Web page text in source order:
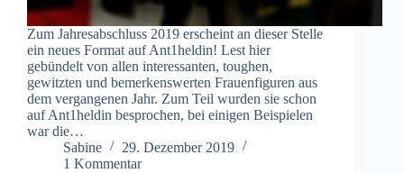
Zum Jahresabschluss 2019 erscheint an dieser Stelle
ein neues Format auf Ant1heldin! Lest hier
gebündelt von allen interessanten, toughen,
gewitzten und bemerkenswerten Frauenfiguren aus
dem vergangenen Jahr. Zum Teil wurden sie schon
auf Ant1heldin besprochen, bei einigen Beispielen
war die…
Sabine
29. Dezember 2019
1 Kommentar